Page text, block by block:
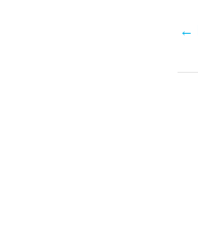
←